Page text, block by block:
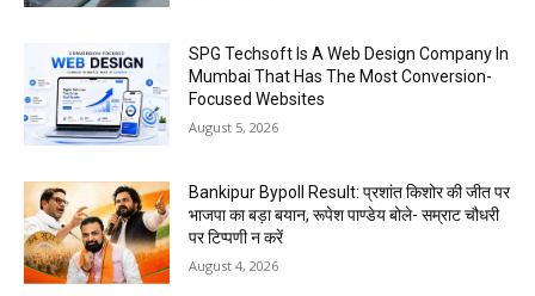
SPG Techsoft Is A Web Design Company In
Mumbai That Has The Most Conversion-
Focused Websites
August 5, 2026
Bankipur Bypoll Result: प्रशांत किशोर की जीत पर
भाजपा का बड़ा बयान, रूपेश पाण्डेय बोले- सम्राट चौधरी
पर टिप्पणी न करें
August 4, 2026